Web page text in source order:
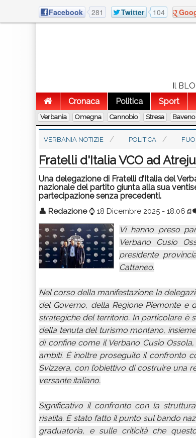
Facebook 281 Twitter 104
Il
Cronaca
Politica Sport
Verbania Omegna Cannobio Stresa Baveno
VERBANIA NOTIZIE POLITICA
Fratelli d'Italia VCO ad Atreju
Una delegazione di Fratelli d’Italia del
nazionale del partito giunta alla sua
partecipazione senza precedenti.
👤 Redazione ⌚ 18 Dicembre 2025 - 18:06
Vi hanno preso
Verbano Cusio
presidente
Cattaneo.
Nel corso della manifestazione la
del Governo, della Regione Piemonte e
strategiche del territorio. In particolare è
della tenuta del turismo montano,
di confine come il Verbano Cusio
ambiti. È inoltre proseguito il confronto
Svizzera, con l’obiettivo di costruire una
versante italiano.
Significativo il confronto con la
risalita. È stato fatto il punto sul bando
graduatoria, e sulle criticità che